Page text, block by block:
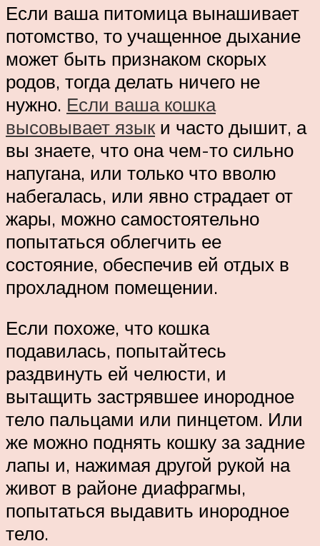
Если ваша питомица вынашивает
потомство, то учащенное дыхание
может быть признаком скорых
родов, тогда делать ничего не
нужно. Если ваша кошка
высовывает язык и часто дышит, а
вы знаете, что она чем-то сильно
напугана, или только что вволю
набегалась, или явно страдает от
жары, можно самостоятельно
попытаться облегчить ее
состояние, обеспечив ей отдых в
прохладном помещении.
Если похоже, что кошка
подавилась, попытайтесь
раздвинуть ей челюсти, и
вытащить застрявшее инородное
тело пальцами или пинцетом. Или
же можно поднять кошку за задние
лапы и, нажимая другой рукой на
живот в районе диафрагмы,
попытаться выдавить инородное
тело.